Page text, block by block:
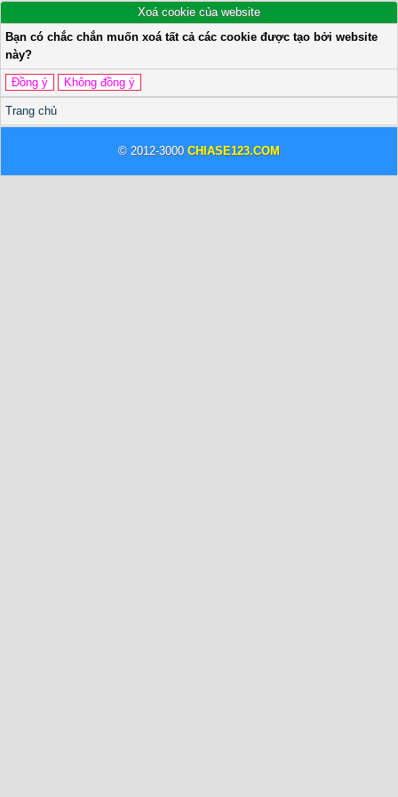
Xoá cookie của website
Bạn có chắc chắn muốn xoá tất cả các cookie được tạo bởi website
này?
Trang chủ
© 2012-3000 CHIASE123.COM